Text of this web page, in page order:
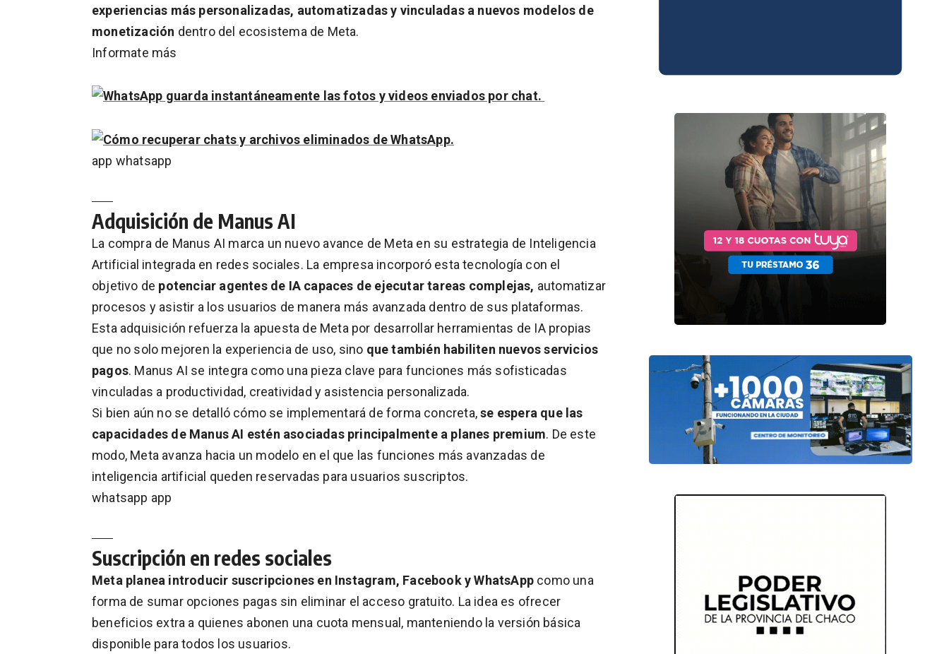
experiencias más personalizadas, automatizadas y vinculadas a nuevos modelos de
monetización dentro del ecosistema de Meta.
Informate más
app whatsapp
Adquisición de Manus AI
La compra de Manus AI marca un nuevo avance de Meta en su estrategia de Inteligencia
Artificial integrada en redes sociales. La empresa incorporó esta tecnología con el
objetivo de potenciar agentes de IA capaces de ejecutar tareas complejas, automatizar
procesos y asistir a los usuarios de manera más avanzada dentro de sus plataformas.
Esta adquisición refuerza la apuesta de Meta por desarrollar herramientas de IA propias
que no solo mejoren la experiencia de uso, sino que también habiliten nuevos servicios
pagos. Manus AI se integra como una pieza clave para funciones más sofisticadas
vinculadas a productividad, creatividad y asistencia personalizada.
Si bien aún no se detalló cómo se implementará de forma concreta,se espera que las
capacidades de Manus AI estén asociadas principalmente a planes premium. De este
modo, Meta avanza hacia un modelo en el que las funciones más avanzadas de
inteligencia artificial queden reservadas para usuarios suscriptos.
whatsapp app
Suscripción en redes sociales
Meta planea introducir suscripciones en Instagram, Facebook y WhatsApp como una
forma de sumar opciones pagas sin eliminar el acceso gratuito. La idea es ofrecer
beneficios extra a quienes abonen una cuota mensual, manteniendo la versión básica
disponible para todos los usuarios.